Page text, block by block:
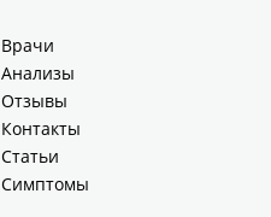
Врачи
Анализы
Отзывы
Контакты
Статьи
Симптомы